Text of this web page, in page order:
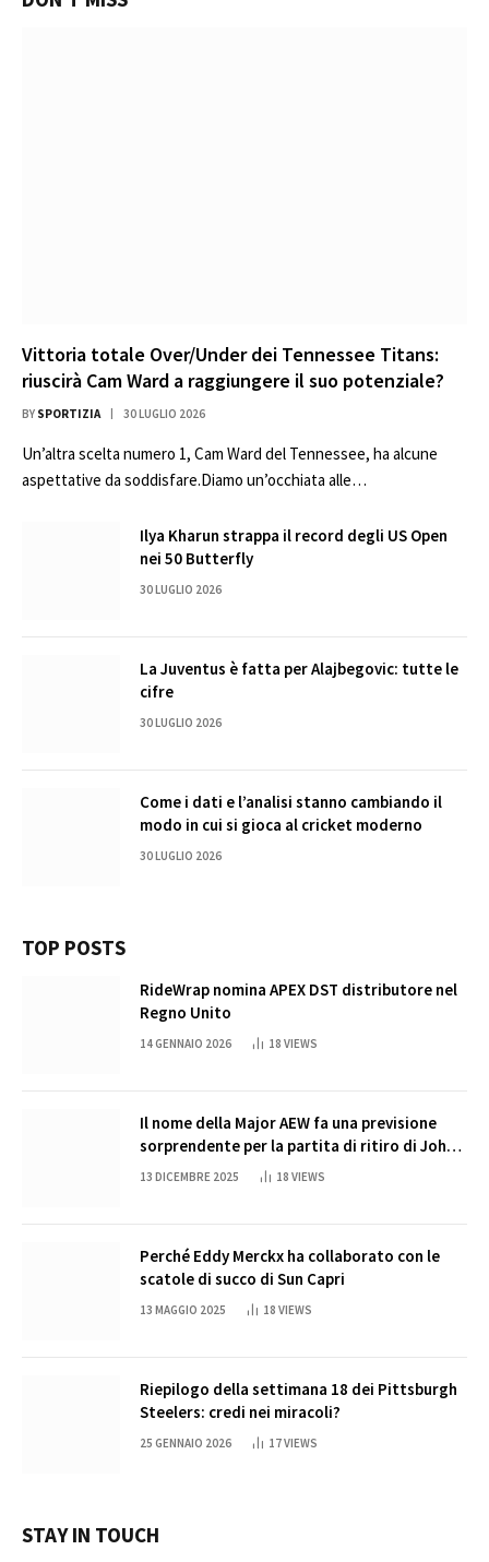
Vittoria totale Over/Under dei Tennessee Titans:
riuscirà Cam Ward a raggiungere il suo potenziale?
BY SPORTIZIA 30 LUGLIO 2026
Un’altra scelta numero 1, Cam Ward del Tennessee, ha alcune
aspettative da soddisfare.Diamo un’occhiata alle…
Ilya Kharun strappa il record degli US Open
nei 50 Butterfly
30 LUGLIO 2026
La Juventus è fatta per Alajbegovic: tutte le
cifre
30 LUGLIO 2026
Come i dati e l’analisi stanno cambiando il
modo in cui si gioca al cricket moderno
30 LUGLIO 2026
TOP POSTS
RideWrap nomina APEX DST distributore nel
Regno Unito
14 GENNAIO 2026 18 VIEWS
Il nome della Major AEW fa una previsione
sorprendente per la partita di ritiro di John
Cena
13 DICEMBRE 2025 18 VIEWS
Perché Eddy Merckx ha collaborato con le
scatole di succo di Sun Capri
13 MAGGIO 2025 18 VIEWS
Riepilogo della settimana 18 dei Pittsburgh
Steelers: credi nei miracoli?
25 GENNAIO 2026 17VIEWS
STAY IN TOUCH